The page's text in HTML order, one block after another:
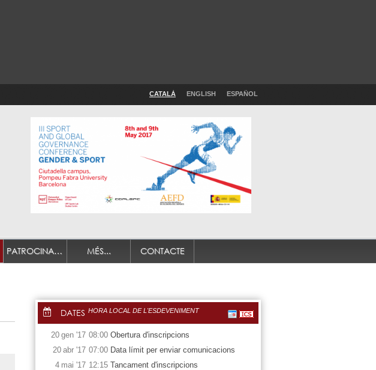
CATALÀ ENGLISH ESPAÑOL
PATROCINADORS MÉS... CONTACTE
DATES HORA LOCAL DE L'ESDEVENIMENT
20 gen '17 08:00 Obertura d'inscripcions
20 abr '17 07:00 Data límit per enviar comunicacions
4 mai '17 12:15 Tancament d'inscripcions